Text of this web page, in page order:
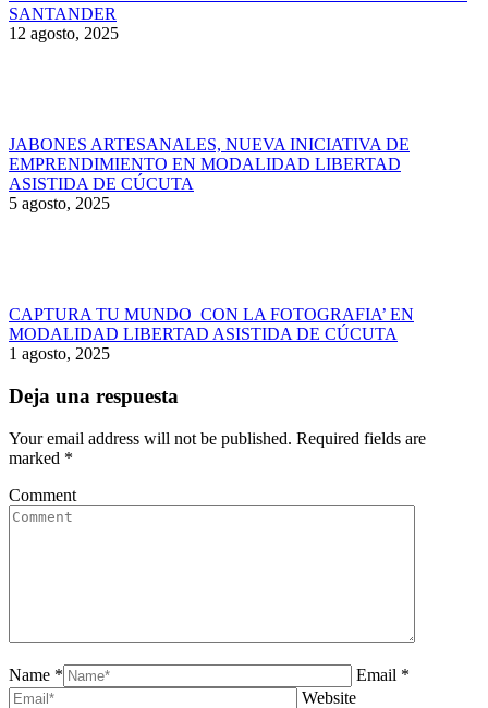
SANTANDER
12 agosto, 2025
JABONES ARTESANALES, NUEVA INICIATIVA DE
EMPRENDIMIENTO EN MODALIDAD LIBERTAD
ASISTIDA DE CÚCUTA
5 agosto, 2025
CAPTURA TU MUNDO CON LA FOTOGRAFIA’ EN
MODALIDAD LIBERTAD ASISTIDA DE CÚCUTA
1 agosto, 2025
Deja una respuesta
Your email address will not be published. Required fields are
marked *
Comment
Name *
Email *
Website